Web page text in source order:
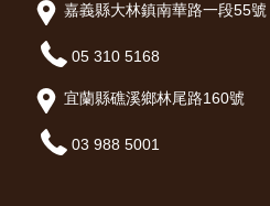
嘉義縣大林鎮南華路一段55號
05 310 5168
宜蘭縣礁溪鄉林尾路160號
03 988 5001